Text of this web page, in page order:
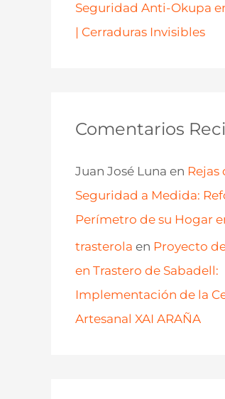
Seguridad Anti-Okupa
| Cerraduras Invisibles
Comentarios
Juan José Luna en Rejas
Seguridad a Medida:
Perímetro de su Hogar
trasterola en Proyecto
en Trastero de Sabadell:
Implementación de la
Artesanal XAI ARAÑA